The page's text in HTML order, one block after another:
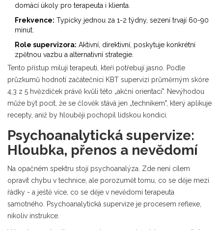
domácí úkoly pro terapeuta i klienta.
Frekvence: Typicky jednou za 1-2 týdny, sezení trvají 60-90
minut.
Role supervizora: Aktivní, direktivní, poskytuje konkrétní
zpětnou vazbu a alternativní strategie.
Tento přístup milují terapeuti, kteří potřebují jasno. Podle
průzkumů hodnotí začátečníci KBT supervizi průměrným skóre
4,3 z 5 hvězdiček právě kvůli této „akční orientaci". Nevýhodou
může být pocit, že se člověk stává jen „technikem", který aplikuje
recepty, aniž by hlouběji pochopil lidskou kondici.
Psychoanalytická supervize:
Hloubka, přenos a nevědomí
Na opačném spektru stojí psychoanalýza. Zde není cílem
opravit chybu v technice, ale porozumět tomu, co se děje mezi
řádky - a ještě více, co se děje v nevědomí terapeuta
samotného.
Psychoanalytická supervize je procesem reflexe,
nikoliv instrukce.